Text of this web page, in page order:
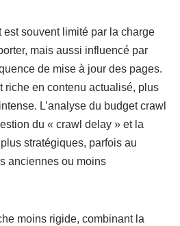
est souvent limité par la charge
mais aussi influencé par
de mise à jour des pages.
riche en contenu actualisé, plus
L’analyse du budget crawl
du « crawl delay » et la
stratégiques, parfois au
anciennes ou moins
moins rigide, combinant la